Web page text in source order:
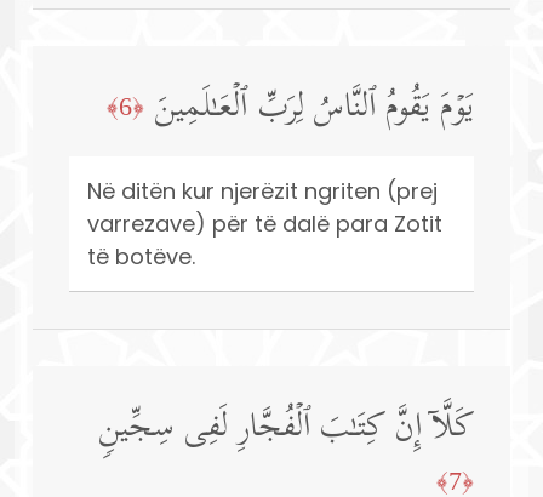
یَوۡمَ یَقُومُ ٱلنَّاسُ لِرَبِّ ٱلۡعَـٰلَمِینَ ﴿6﴾
Në ditën kur njerëzit ngriten (prej
varrezave) për të dalë para Zotit
të botëve.
كَلَّاۤ إِنَّ كِتَـٰبَ ٱلۡفُجَّارِ لَفِی سِجِّینࣲ
﴿7﴾